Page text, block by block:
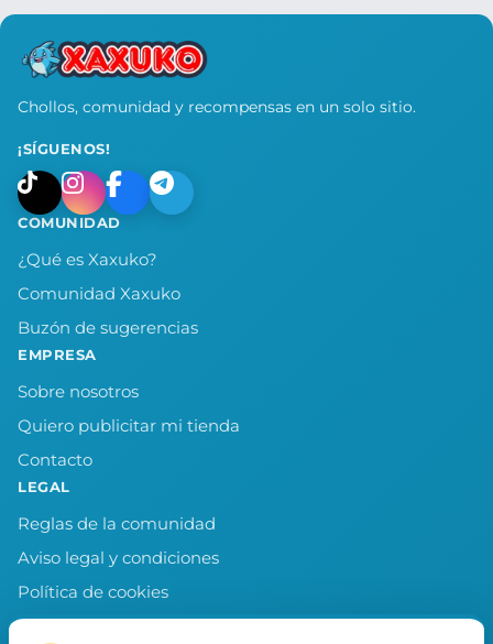
Chollos, comunidad y recompensas en un solo sitio.
¡SÍGUENOS!
COMUNIDAD
¿Qué es Xaxuko?
Comunidad Xaxuko
Buzón de sugerencias
EMPRESA
Sobre nosotros
Quiero publicitar mi tienda
Contacto
LEGAL
Reglas de la comunidad
Aviso legal y condiciones
Política de cookies
Política de privacidad